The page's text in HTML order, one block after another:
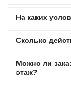
На каких
Сколько
Можно ли
этаж?